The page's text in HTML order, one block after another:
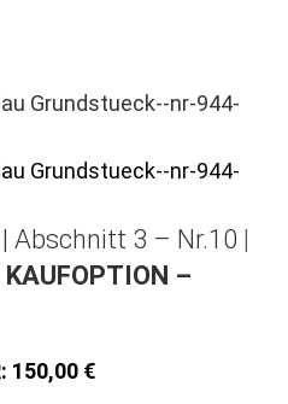
Abschnitt 3 – Nr.10 |
KAUFOPTION –
150,00